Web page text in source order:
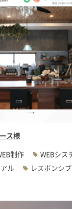
#写真撮影
#動画制
#イラスト制作
#名刺・パンフレッ
ズ制作
#ロゴマーク
入補助金
構築
#IoT関連
#インソーシングコンサル
教育・スクール
#集客サポート
ス様
制作
WEBシス
ル
レスポンシ